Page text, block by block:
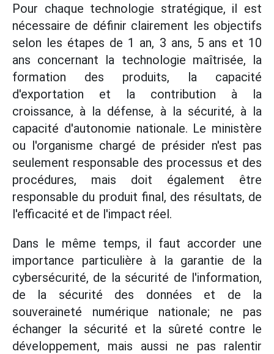
Pour chaque technologie stratégique, il est
nécessaire de définir clairement les objectifs
selon les étapes de 1 an, 3 ans, 5 ans et 10
ans concernant la technologie maîtrisée, la
formation des produits, la capacité
d'exportation et la contribution à la
croissance, à la défense, à la sécurité, à la
capacité d'autonomie nationale. Le ministère
ou l'organisme chargé de présider n'est pas
seulement responsable des processus et des
procédures, mais doit également être
responsable du produit final, des résultats, de
l'efficacité et de l'impact réel.
Dans le même temps, il faut accorder une
importance particulière à la garantie de la
cybersécurité, de la sécurité de l'information,
de la sécurité des données et de la
souveraineté numérique nationale; ne pas
échanger la sécurité et la sûreté contre le
développement, mais aussi ne pas ralentir